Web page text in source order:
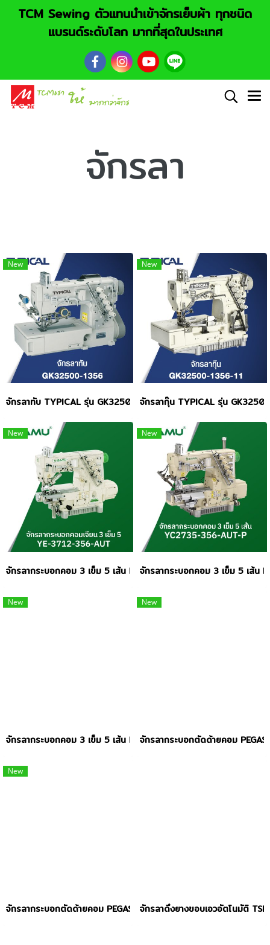
TCM Sewing ตัวแทนนำเข้าจักรเย็บผ้า ทุกชนิด
แบรนด์ระดับโลก มากที่สุดในประเทศ
จักรลา
New
จักรลาทับ TYPICAL รุ่น GK32500-1356
New
จักรลากุ๊น TYPICAL รุ่น
New
จักรลากระบอกคอม 3 เข็ม 5 เส้น ISAMU รุ่น YE3712-356-AUT
New
จักรลากระบอกคอม 3 เข็ม 5 เส้น
New
จักรลากระบอกคอม 3 เข็ม 5 เส้น ISAMU รุ่น YE2711-356-AUT
New
จักรลากระบอกตัดด้ายคอม
New
จักรลากระบอกตัดด้ายคอม PEGASUS รุ่น W662PVH-35BX356CS/
จักรลาดึงยางขอบเอวอัตโนมัติ